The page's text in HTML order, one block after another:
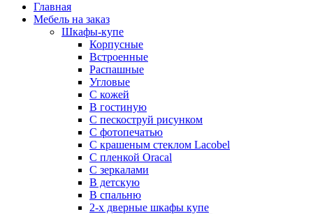
Главная
Мебель на заказ
Шкафы-купе
Корпусные
Встроенные
Распашные
Угловые
С кожей
В гостиную
С пескоструй рисунком
С фотопечатью
С крашеным стеклом Lacobel
С пленкой Oracal
С зеркалами
В детскую
В спальню
2-х дверные шкафы купе